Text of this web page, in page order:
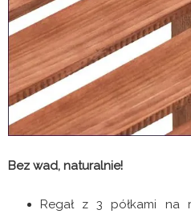
Bez wad, naturalnie!
Regał z 3 półkami na